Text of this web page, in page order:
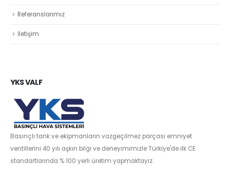
Referanslarımız
İletişim
YKS VALF
Basınçlı tank ve ekipmanların vazgeçilmez parçası emniyet
ventillerini 40 yılı aşkın bilgi ve deneyimimizle Türkiye'de ilk CE
standartlarında % 100 yerli üretim yapmaktayız.